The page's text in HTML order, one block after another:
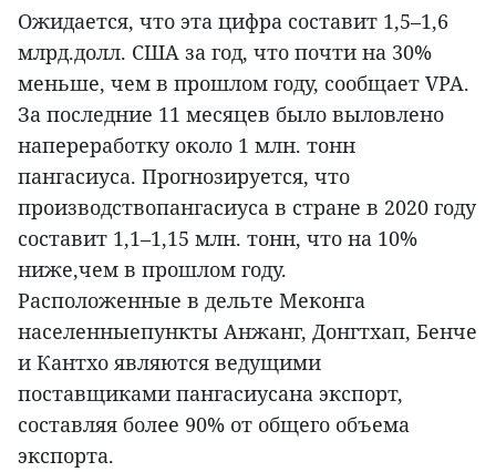
Ожидается, что эта цифра составит 1,5–1,6
млрд.долл. США за год, что почти на 30%
меньше, чем в прошлом году, сообщает VPA.
За последние 11 месяцев было выловлено
напереработку около 1 млн. тонн
пангасиуса. Прогнозируется, что
производствопангасиуса в стране в 2020 году
составит 1,1–1,15 млн. тонн, что на 10%
ниже,чем в прошлом году.
Расположенные в дельте Меконга
населенныепункты Анжанг, Донгтхап, Бенче
и Кантхо являются ведущими
поставщиками пангасиусана экспорт,
составляя более 90% от общего объема
экспорта.